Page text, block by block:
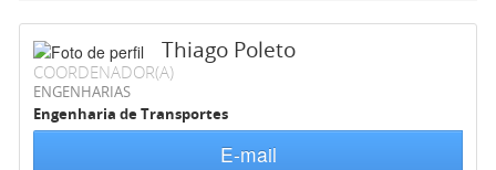
Thiago Poleto
COORDENADOR(A)
ENGENHARIAS
Engenharia de Transportes
E-mail